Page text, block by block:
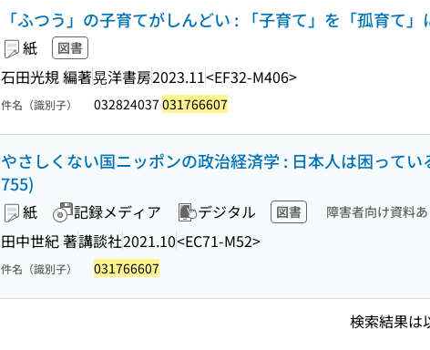
「ふつう」の子育てがしんどい : 「子育て」を「孤育て
紙 図書
石田光規 編著晃洋書房2023.11<EF32-M406>
件名（識別子） 032824037 031766607
やさしくない国ニッポンの政治経済学 : 日本人は困って
755)
紙 記録メディア デジタル 図書 障害者向け資料あ
田中世紀 著講談社2021.10<EC71-M52>
件名（識別子） 031766607
検索結果は